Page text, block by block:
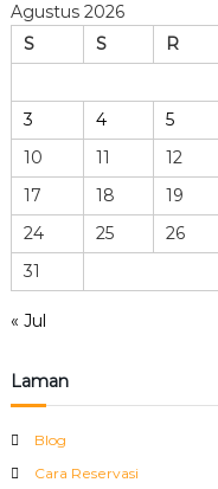
Agustus 2026
S
S R
3
4 5
10
11 12
17
18 19
24
25 26
31
« Jul
Laman
Blog
Cara Reservasi